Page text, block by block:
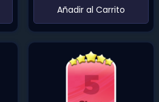
‌Añadir al Carrito‌